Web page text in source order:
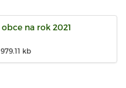
na rok 2021
979.11 kb